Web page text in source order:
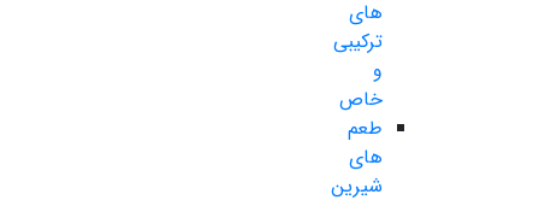
های
ترکیبی
و
خاص
طعم
های
شیرین